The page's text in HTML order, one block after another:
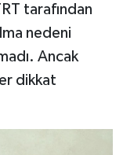
tarafından
nedeni
Ancak
dikkat